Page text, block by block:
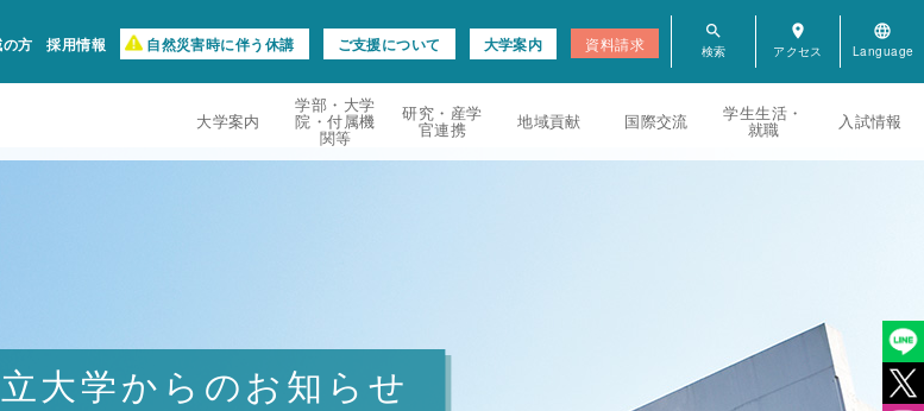
方 採用情報 自然災害時に伴う休講 ご支援について 大学案内 資料請求
search room language
大学案内
学部・大学
院・付属機
関等
研究・産学
官連携 地域貢献 国際交流 学生生活・
就職 入試情報
大学からのお知らせ